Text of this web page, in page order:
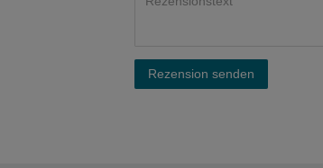
Rezension senden